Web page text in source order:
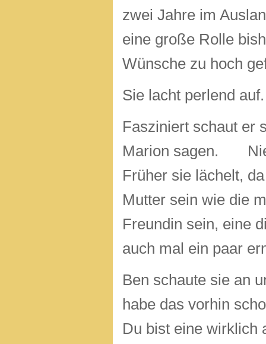
zwei Jahre im
eine große Rolle
Wünsche zu hoch
Sie lacht perlend
Fasziniert schaut er
Marion sagen.
Früher sie lächelt,
Mutter sein wie die
Freundin sein, eine
auch mal ein paar
Ben schaute sie an
habe das vorhin
Du bist eine wirklich